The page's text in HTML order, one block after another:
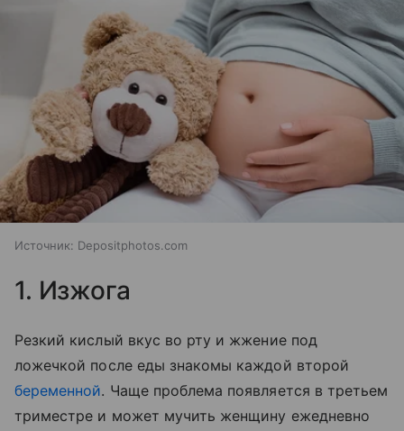
Источник: Depositphotos.com
1. Изжога
Резкий кислый вкус во рту и жжение под
ложечкой после еды знакомы каждой второй
беременной. Чаще проблема появляется в третьем
триместре и может мучить женщину ежедневно